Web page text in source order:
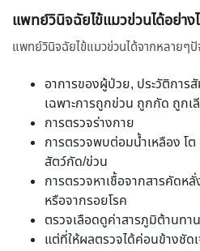
แพทย์วินิจฉัยไข้แมวข่วนได้อย่าง
แพทย์วินิจฉัยไข้แมวข่วนได้จากหลายๆ
อาการของผู้ป่วย, ประวัติการ
เฉพาะการถูกข่วน ถูกกัด ถูกเ
การตรวจร่างกาย
การตรวจพบต่อมน้ำเหลือง โ
สัตว์กัด/ข่วน
การตรวจหาเชื้อจากสารคัดห
หรือจากรอยโรค
ตรวจเลือดดูค่าสารภูมิต้านทา
แต่ที่ให้ผลตรวจได้ค่อนข้างชัด